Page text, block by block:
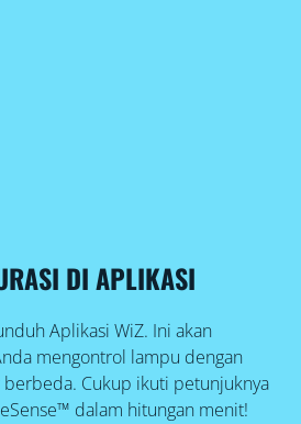
DI APLIKASI
Aplikasi WiZ. Ini akan
mengontrol lampu dengan
Cukup ikuti petunjuknya
dalam hitungan menit!